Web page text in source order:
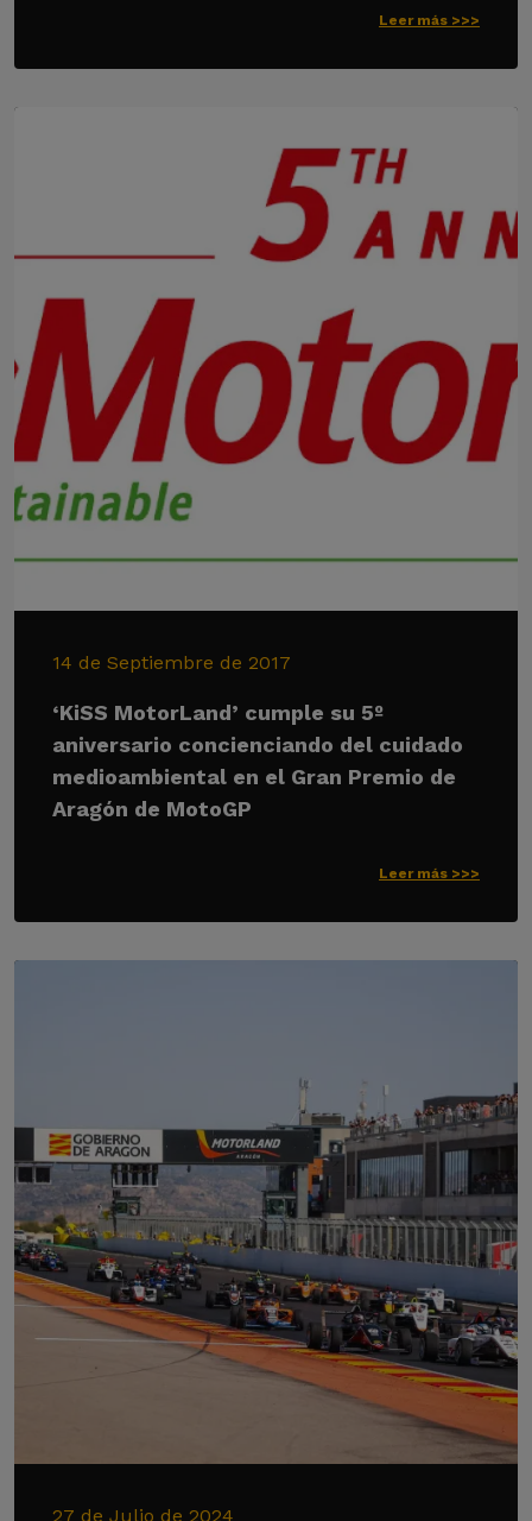
Leer más >>>
14 de Septiembre de 2017
‘KiSS MotorLand’ cumple su 5º
aniversario concienciando del cuidado
medioambiental en el Gran Premio de
Aragón de MotoGP
Leer más >>>
27 de Julio de 2024